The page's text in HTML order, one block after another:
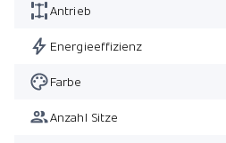
Antrieb
Energieeffizienz
Farbe
Anzahl Sitze